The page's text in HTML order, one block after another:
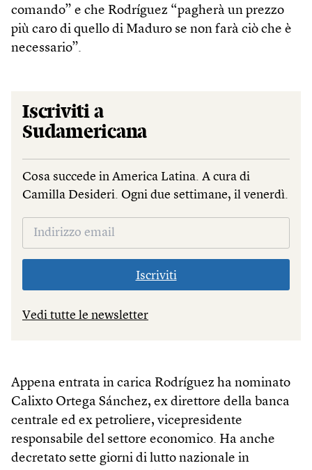
comando” e che Rodríguez “pagherà un prezzo
più caro di quello di Maduro se non farà ciò che è
necessario”.
Iscriviti a
Sudamericana
Cosa succede in America Latina. A cura di
Camilla Desideri. Ogni due settimane, il venerdì.
Iscriviti
Vedi tutte le newsletter
Appena entrata in carica Rodríguez ha nominato
Calixto Ortega Sánchez, ex direttore della banca
centrale ed ex petroliere, vicepresidente
responsabile del settore economico. Ha anche
decretato sette giorni di lutto nazionale in